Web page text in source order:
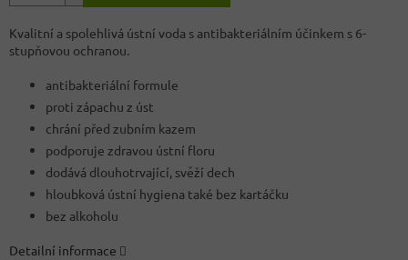
Kvalitní a spolehlivá ústní voda s antibakteriálním účinkem s 6-
stupňovou ochranou.
antibakteriální formule
proti zápachu z úst
chrání před zubním kazem
podporuje zdravou ústní floru
dodává dlouhotrvající, svěží dech
hloubková ústní hygiena také bez kartáčku
bez alkoholu
Detailní informace